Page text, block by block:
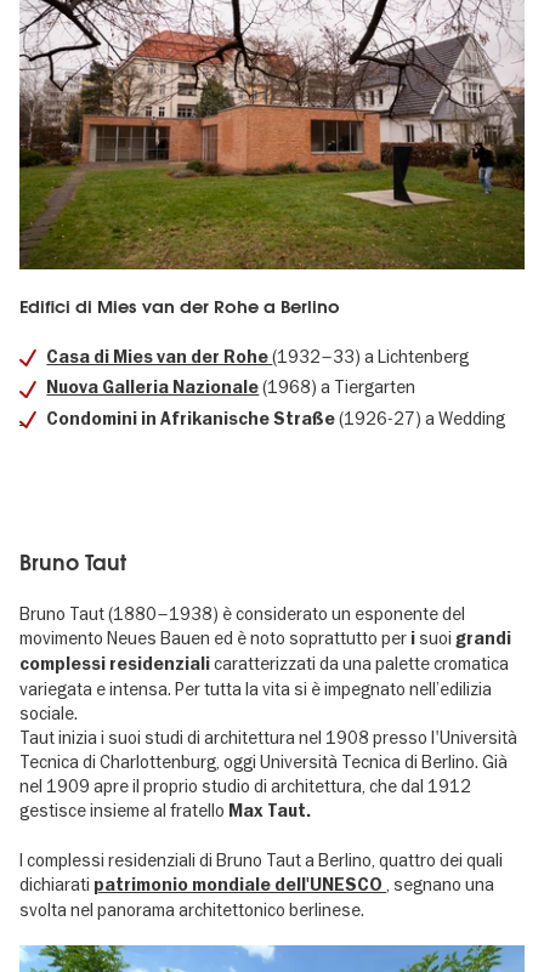
Edifici di Mies van der Rohe a Berlino
Casa di Mies van der Rohe(1932–33) a Lichtenberg
Nuova Galleria Nazionale(1968) a Tiergarten
Condomini in Afrikanische Straße(1926-27) a Wedding
Bruno Taut
Bruno Taut (1880–1938) è considerato un esponente del
movimento Neues Bauen ed è noto soprattutto per i suoi grandi
complessi residenzialicaratterizzati da una palette cromatica
variegata e intensa. Per tutta la vita si è impegnato nell’edilizia
sociale.
Taut inizia i suoi studi di architettura nel 1908 presso l'Università
Tecnica di Charlottenburg, oggi Università Tecnica di Berlino. Già
nel 1909 apre il proprio studio di architettura, che dal 1912
gestisce insieme al fratello Max Taut.
I complessi residenziali di Bruno Taut a Berlino, quattro dei quali
dichiarati patrimonio mondiale dell'UNESCO
, segnano una
svolta nel panorama architettonico berlinese.